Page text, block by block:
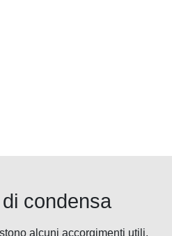
condensa
alcuni accorgimenti utili.